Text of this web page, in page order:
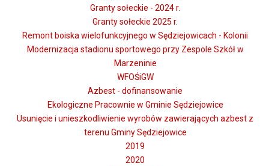
Granty sołeckie - 2024 r.
Granty sołeckie 2025 r.
Remont boiska wielofunkcyjnego w Sędziejowicach - Kolonii
Modernizacja stadionu sportowego przy Zespole Szkół w
Marzeninie
WFOŚiGW
Azbest - dofinansowanie
Ekologiczne Pracownie w Gminie Sędziejowice
Usunięcie i unieszkodliwienie wyrobów zawierających azbest z
terenu Gminy Sędziejowice
2019
2020
Gmina Sędziejowice z przyjemnością informuje
o uruchomieniu Klubu Dziecięcego w Dobrej, który
zapewni opiekę dzieciom w wieku od 1 do 3 lat.
Nowa placówka wychodzi naprzeciw potrzebom rodzin
z terenu gminy, umożliwiając rodzicom aktywność
zawodową przy jednoczesnym zapewnieniu dzieciom
bezpiecznej i profesjonalnej opieki.